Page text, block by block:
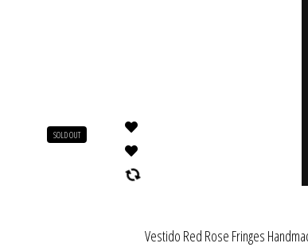
SOLD OUT
Vestido Red Rose Fringes